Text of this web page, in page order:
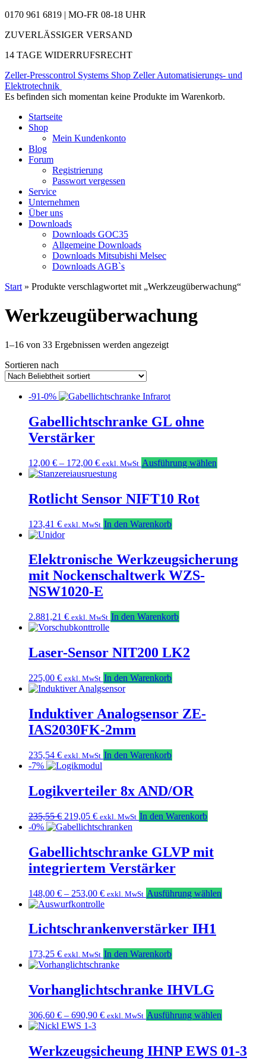
0170 961 6819 | MO-FR 08-18 UHR
ZUVERLÄSSIGER VERSAND
14 TAGE WIDERRUFSRECHT
Zeller-Presscontrol Systems Shop Zeller Automatisierungs- und
Elektrotechnik
Es befinden sich momentan keine Produkte im Warenkorb.
Startseite
Shop
Mein Kundenkonto
Blog
Forum
Registrierung
Passwort vergessen
Service
Unternehmen
Über uns
Downloads
Downloads GOC35
Allgemeine Downloads
Downloads Mitsubishi Melsec
Downloads AGB`s
Start » Produkte verschlagwortet mit „Werkzeugüberwachung“
Werkzeugüberwachung
1–16 von 33 Ergebnissen werden angezeigtNach
Sortieren nach
-91-0%
Gabellichtschranke GL ohne
Verstärker
12,00 € – 172,00 € exkl. MwSt Ausführung wählen
auf
der
Rotlicht Sensor NIFT10 Rot
123,41 € exkl. MwSt In den Warenkorb
Elektronische Werkzeugsicherung
mit Nockenschaltwerk WZS-
NSW1020-E
2.881,21 € exkl. MwSt In den Warenkorb
Laser-Sensor NIT200 LK2
225,00 € exkl. MwSt In den Warenkorb
Induktiver Analogsensor ZE-
IAS2030FK-2mm
235,54 € exkl. MwSt In den Warenkorb
-7%
Logikverteiler 8x AND/OR
235,55€ Ursprünglicher
Preis
235,55 €
219,05 €Aktueller
Preis
219,05 €.
exkl. MwSt In den Warenkorb
-0%
Gabellichtschranke GLVP mit
integriertem Verstärker
148,00 € – 253,00 € exkl. MwSt Ausführung wählen
gewählt
Lichtschrankenverstärker IH1
173,25 € exkl. MwSt In den Warenkorb
Vorhanglichtschranke IHVLG
306,60 € – 690,90 € exkl. MwSt Ausführung wählen
mehrere
Varianten
Werkzeugsicheung IHNP EWS 01-3